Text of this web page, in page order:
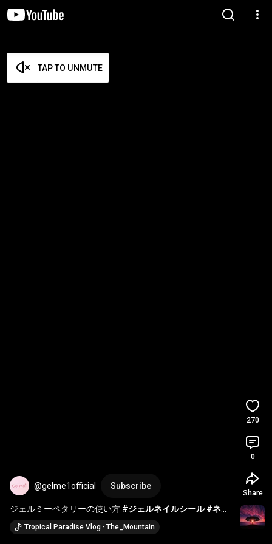
TAP TO UNMUTE
@gelme1official Subscribe
ジェルミーペタリーの使い方 #ジェルネイルシール #ネイ
ル#セルフネイル
Tropical Paradise Vlog · The_Mountain
270
0
Share